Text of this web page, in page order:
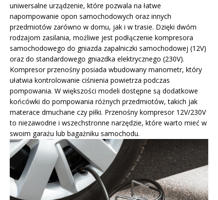
uniwersalne urządzenie, które pozwala na łatwe
napompowanie opon samochodowych oraz innych
przedmiotów zarówno w domu, jak i w trasie. Dzięki dwóm
rodzajom zasilania, możliwe jest podłączenie kompresora
samochodowego do gniazda zapalniczki samochodowej (12V)
oraz do standardowego gniazdka elektrycznego (230V).
Kompresor przenośny posiada wbudowany manometr, który
ułatwia kontrolowanie ciśnienia powietrza podczas
pompowania. W większości modeli dostępne są dodatkowe
końcówki do pompowania różnych przedmiotów, takich jak
materace dmuchane czy piłki. Przenośny kompresor 12V/230V
to niezawodne i wszechstronne narzędzie, które warto mieć w
swoim garażu lub bagażniku samochodu.